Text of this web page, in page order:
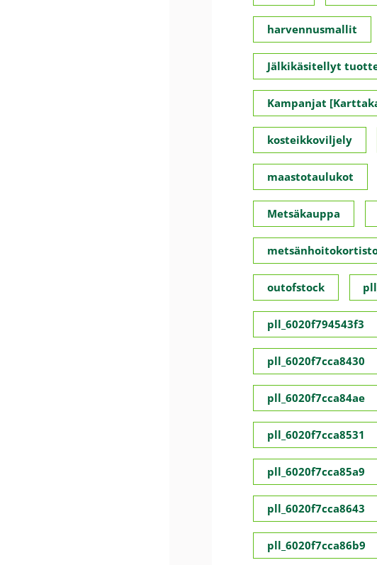
harvennusmallit
Jälkikäsitellyt
Kampanjat
kosteikkoviljely
maastotaulukot
Metsäkauppa
outofstock
pll_6020f794543f3
pll_6020f7cca8430
pll_6020f7cca84ae
pll_6020f7cca8531
pll_6020f7cca85a9
pll_6020f7cca8643
pll_6020f7cca86b9